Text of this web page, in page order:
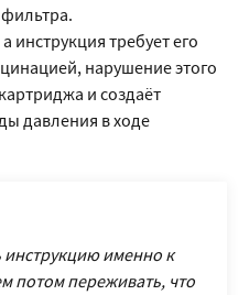
инструкция требует его
нарушение этого
и создаёт
давления в ходе
именно к
потом переживать, что